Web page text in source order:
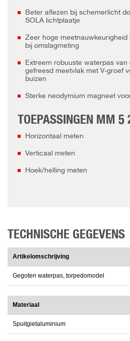
Beter aflezen bij schemerlicht
SOLA lichtplaatje
Zeer hoge meetnauwkeurigheid
bij omslagmeting
Extreem robuuste waterpas
gefreesd meetvlak met V-groef
buizen
Sterke neodymium magneet
TOEPASSINGEN MM 5
Horizontaal meten
Verticaal meten
Hoek/helling meten
TECHNISCHE GEGEVENS
Artikelomschrijving
Gegoten waterpas, torpedomodel
Materiaal
Spuitgietaluminium